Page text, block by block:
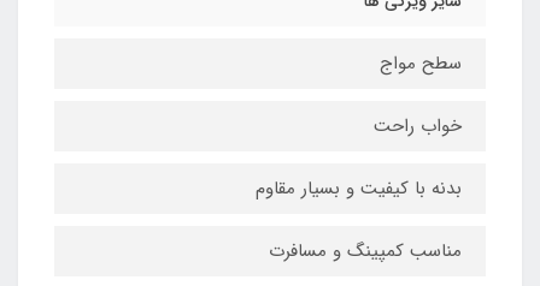
سطح مواج
خواب راحت
بدنه با کیفیت و بسیار مقاوم
مناسب کمپینگ و مسافرت